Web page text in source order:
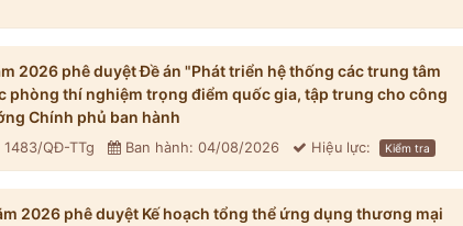
2026 phê duyệt Đề án "Phát triển hệ thống các trung tâm
phòng thí nghiệm trọng điểm quốc gia, tập trung cho công
Chính phủ ban hành
1483/QĐ-TTg Ban hành: 04/08/2026 Hiệu lực: Kiểm tra
2026 phê duyệt Kế hoạch tổng thể ứng dụng thương mại